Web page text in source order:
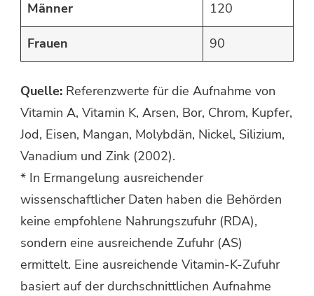
Männer 120
Frauen 90
Quelle: Referenzwerte für die Aufnahme von
Vitamin A, Vitamin K, Arsen, Bor, Chrom, Kupfer,
Jod, Eisen, Mangan, Molybdän, Nickel, Silizium,
Vanadium und Zink (2002).
* In Ermangelung ausreichender
wissenschaftlicher Daten haben die Behörden
keine empfohlene Nahrungszufuhr (RDA),
sondern eine ausreichende Zufuhr (AS)
ermittelt. Eine ausreichende Vitamin-K-Zufuhr
basiert auf der durchschnittlichen Aufnahme